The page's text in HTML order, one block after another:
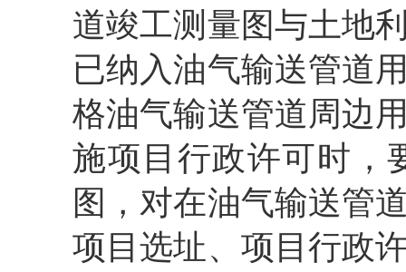
道竣工测量图与土地
已纳入油气输送管道
格油气输送管道周边
施项目行政许可时，
图，对在油气输送管
项目选址、项目行政